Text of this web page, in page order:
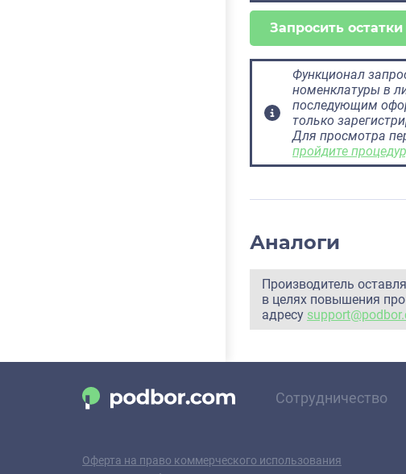
Запросить
Функционал
номенклатуры в
последующим
только
Для просмотра
пройдите
Аналоги
Производитель
в целях повышения
адресу
Сотрудничество
Оферта на право коммерческого использования